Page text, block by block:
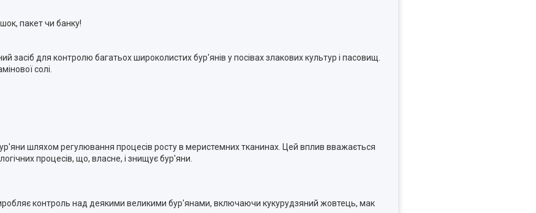
пакет чи банку!
засіб для контролю багатьох широколистих бур'янів у посівах злакових культур і пасовищ.
солі.
шляхом регулювання процесів росту в меристемних тканинах. Цей вплив вважається
процесів, що, власне, і знищує бур'яни.
контроль над деякими великими бур'янами, включаючи кукурудзяний жовтець, мак